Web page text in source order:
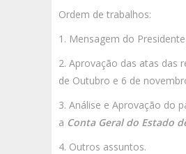
Ordem de trabalhos:
1. Mensagem do
2. Aprovação das atas das
de Outubro e 6 de
3. Análise e Aprovação do
a Conta Geral do Estado
4. Outros assuntos.